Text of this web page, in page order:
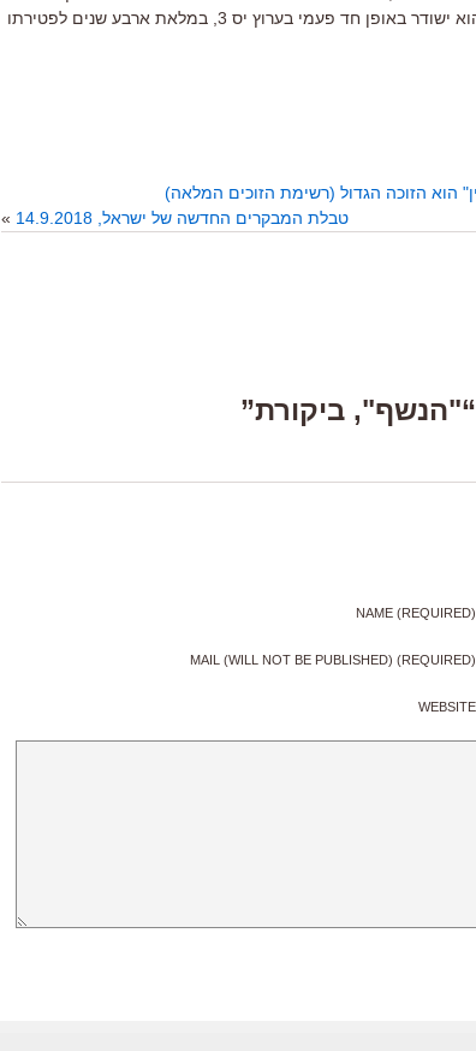
ישודר באופן חד פעמי בערוץ יס 3 במלאת ארבע שנים לפטירתו
טבלת המבקרים החדשה של ישראל, 14.9.2018
»
NAME (REQUIRED)
MAIL (WILL NOT BE PUBLISHED) (REQUIRED)
WEBSITE